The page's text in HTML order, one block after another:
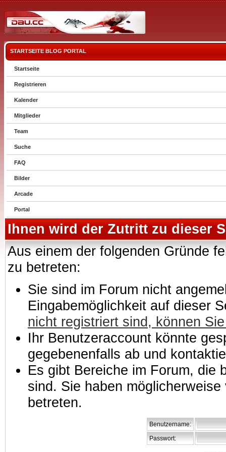
STARTSEITE BLOG PORTAL
Startseite
Registrieren
Kalender
Mitglieder
Team
Suche
FAQ
Bilder
Arcade
Portal
Ihnen wird der Zutritt zu dieser
Aus einem der folgenden Gründe
zu betreten:
Sie sind im Forum nicht
Eingabemöglichkeit auf dieser
nicht registriert sind, können
Ihr Benutzeraccount könnte
gegebenenfalls ab und
Es gibt Bereiche im Forum, die
sind. Sie haben
betreten.
Benutzername:
Passwort: